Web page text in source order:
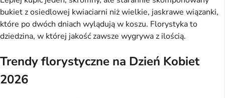
bukiet z osiedlowej kwiaciarni niż wielkie, jaskrawe wiązanki,
które po dwóch dniach wylądują w koszu. Florystyka to
dziedzina, w której jakość zawsze wygrywa z ilością.
Trendy florystyczne na Dzień Kobiet
2026